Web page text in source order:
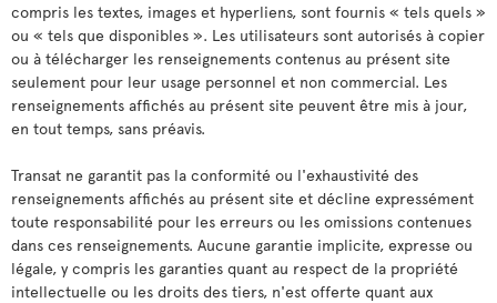
compris les textes, images et hyperliens, sont fournis « tels quels »
ou « tels que disponibles ». Les utilisateurs sont autorisés à copier
ou à télécharger les renseignements contenus au présent site
seulement pour leur usage personnel et non commercial. Les
renseignements affichés au présent site peuvent être mis à jour,
en tout temps, sans préavis.
Transat ne garantit pas la conformité ou l'exhaustivité des
renseignements affichés au présent site et décline expressément
toute responsabilité pour les erreurs ou les omissions contenues
dans ces renseignements. Aucune garantie implicite, expresse ou
légale, y compris les garanties quant au respect de la propriété
intellectuelle ou les droits des tiers, n'est offerte quant aux